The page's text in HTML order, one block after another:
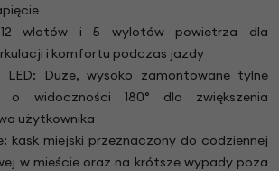
12 wlotów i 5 wylotów powietrza dla
i komfortu podczas jazdy
LED: Duże, wysoko zamontowane tylne
o widoczności 180° dla zwiększenia
użytkownika
kask miejski przeznaczony do codziennej
w mieście oraz na krótsze wypady poza